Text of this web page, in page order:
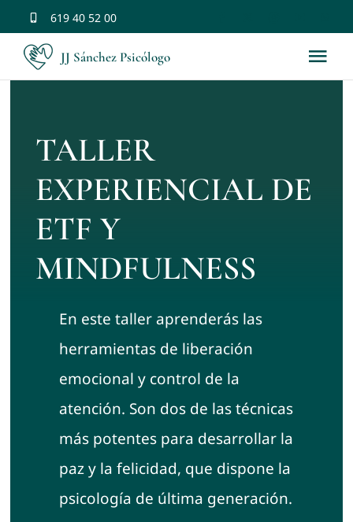
Saltar
contenido
619 40 52 00
JJ Sánchez Psicólogo
Tratamientos
Formación
Contacto
TALLER
EXPERIENCIAL DE
ETF Y
MINDFULNESS
En este taller aprenderás las
herramientas de liberación
emocional y control de la
atención. Son dos de las técnicas
más potentes para desarrollar la
paz y la felicidad, que dispone la
psicología de última generación.